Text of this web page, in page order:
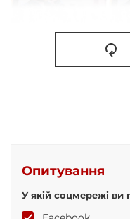
Опитування
У якій соцмережі ви